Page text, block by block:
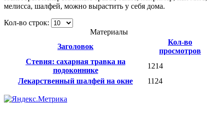
мелисса, шалфей, можно вырастить у себя дома.
Кол-во строк:
Материалы
Заголовок
Кол-во
просмотров
Стевия: сахарная травка на
подоконнике
1214
Лекарственный шалфей на окне
1124